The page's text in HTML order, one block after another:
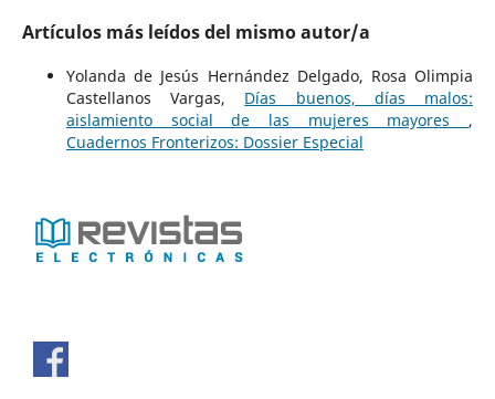
Artículos más leídos del mismo autor/a
Yolanda de Jesús Hernández Delgado, Rosa Olimpia
Castellanos Vargas, Días buenos, días malos:
aislamiento social de las mujeres mayores ,
Cuadernos Fronterizos: Dossier Especial